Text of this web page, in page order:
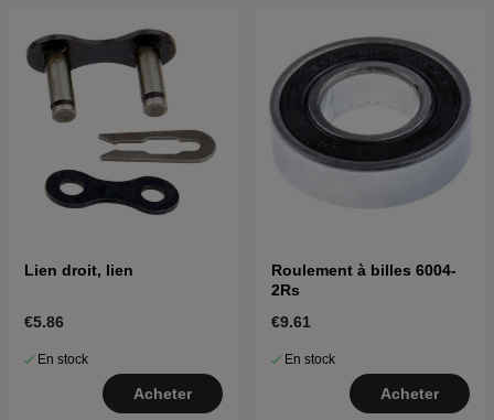
Lien droit, lien
€5.86
En stock
Acheter
Roulement à billes 6004-
2Rs
€9.61
En stock
Acheter